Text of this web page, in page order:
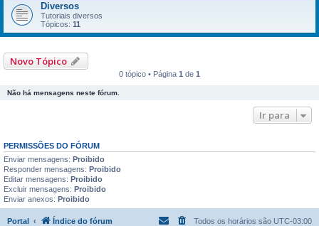
Diversos
Tutoriais diversos
Tópicos: 11
Novo Tópico
0 tópico • Página 1 de 1
Não há mensagens neste fórum.
Ir para
PERMISSÕES DO FÓRUM
Enviar mensagens: Proibido
Responder mensagens: Proibido
Editar mensagens: Proibido
Excluir mensagens: Proibido
Enviar anexos: Proibido
Portal Índice do fórum Todos os horários são UTC-03:00